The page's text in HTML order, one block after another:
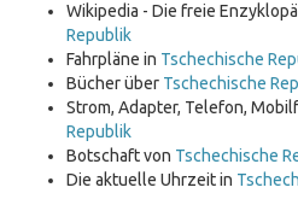
Wikipedia - Die freie
Republik
Fahrpläne in Tschechische
Bücher über Tschechische
Strom, Adapter, Telefon,
Republik
Botschaft von Tschechische
Die aktuelle Uhrzeit in